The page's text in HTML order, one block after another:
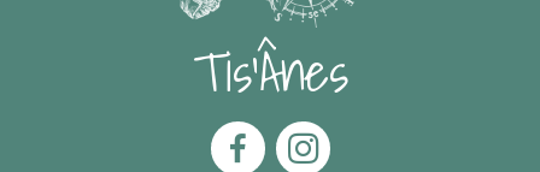
Tis'Ânes